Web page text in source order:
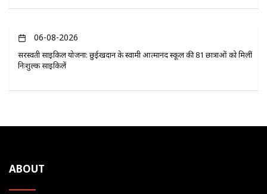
06-08-2026
सरस्वती साइकिल योजना: छुईखदान के स्वामी आत्मानंद स्कूल की 81 छात्राओं को मिलीं
निःशुल्क साइकिलें
ABOUT